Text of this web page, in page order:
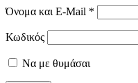
Όνομα και E-Mail *
Κωδικός
Να με θυμάσαι